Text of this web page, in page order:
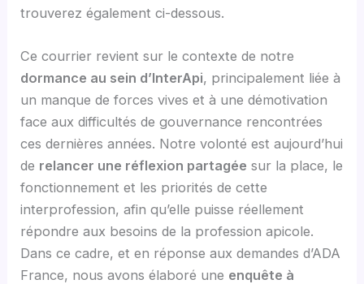
trouverez également ci-dessous.
Ce courrier revient sur le contexte de notre
dormance au sein d’InterApi, principalement liée à
un manque de forces vives et à une démotivation
face aux difficultés de gouvernance rencontrées
ces dernières années. Notre volonté est aujourd’hui
de relancer une réflexion partagée sur la place, le
fonctionnement et les priorités de cette
interprofession, afin qu’elle puisse réellement
répondre aux besoins de la profession apicole.
Dans ce cadre, et en réponse aux demandes d’ADA
France, nous avons élaboré une enquête à